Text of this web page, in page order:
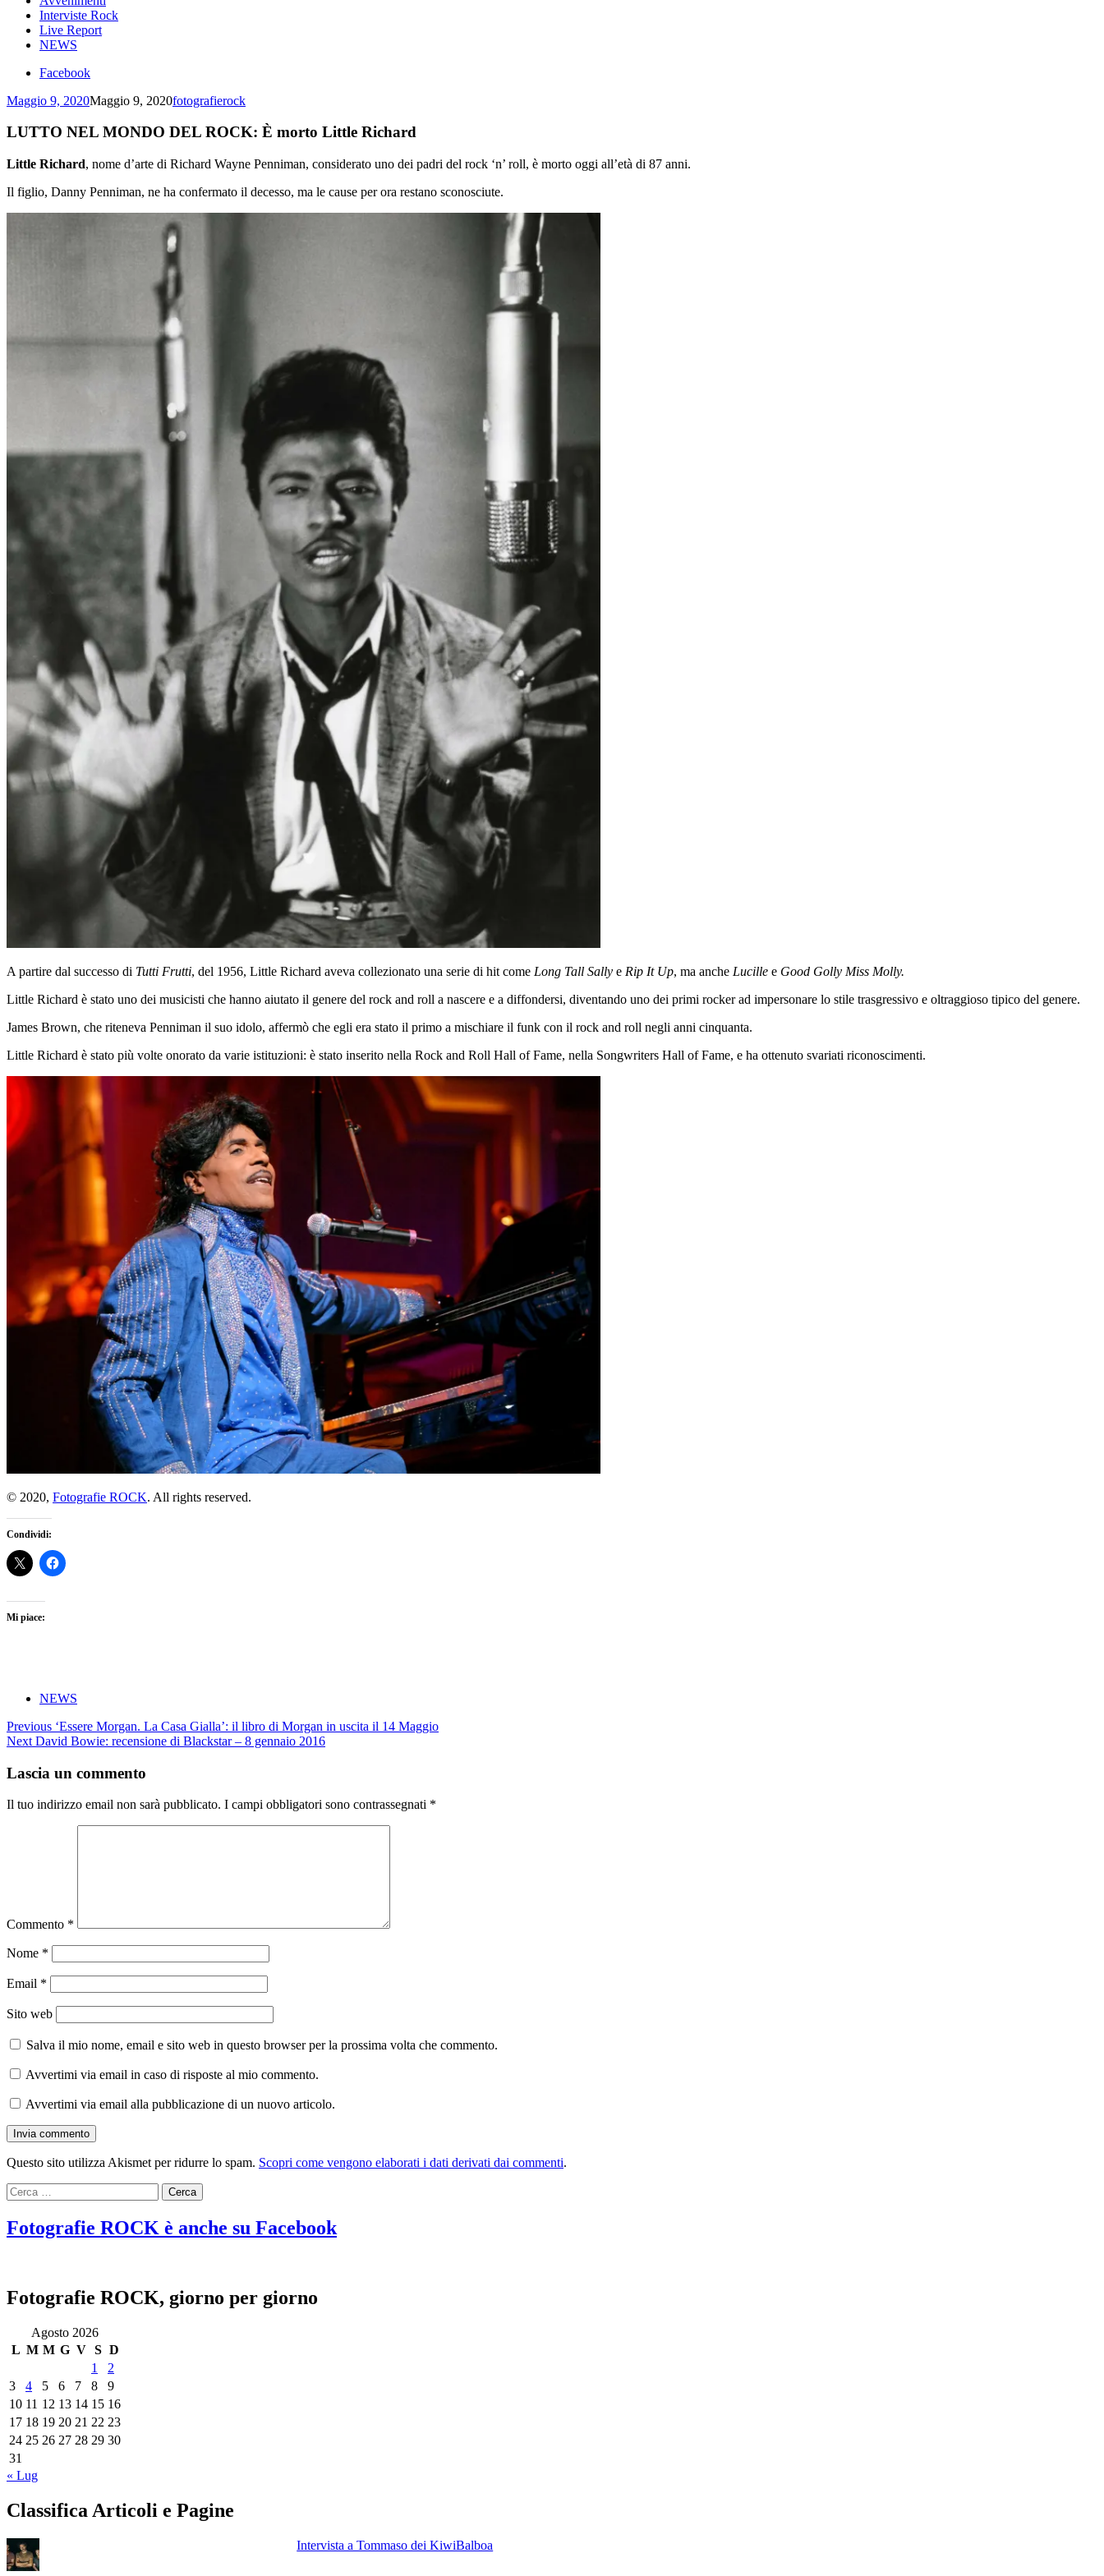
Interviste Rock
Live Report
NEWS
Facebook
Maggio 9, 2020Maggio 9, 2020fotografierock
LUTTO NEL MONDO DEL ROCK: È morto Little Richard
Little Richard, nome d’arte di Richard Wayne Penniman, considerato uno dei padri del rock ‘n’ roll, è morto oggi all’età di 87 anni.
Il figlio, Danny Penniman, ne ha confermato il decesso, ma le cause per ora restano sconosciute.
A partire dal successo di Tutti Frutti, del 1956, Little Richard aveva collezionato una serie di hit come Long Tall Sally e Rip It Up, ma anche Lucille e Good Golly Miss Molly.
Little Richard è stato uno dei musicisti che hanno aiutato il genere del rock and roll a nascere e a diffondersi, diventando uno dei primi rocker ad impersonare lo stile trasgressivo e oltraggioso tipico del genere.
James Brown, che riteneva Penniman il suo idolo, affermò che egli era stato il primo a mischiare il funk con il rock and roll negli anni cinquanta.
Little Richard è stato più volte onorato da varie istituzioni: è stato inserito nella Rock and Roll Hall of Fame, nella Songwriters Hall of Fame, e ha ottenuto svariati riconoscimenti.
© 2020, Fotografie ROCK. All rights reserved.
Condividi:
Mi piace:
NEWS
2020
Little
maggio
morte
Post
navigation
Previous ‘Essere Morgan. La Casa Gialla’: il libro di Morgan in uscita il 14 Maggio
Next David Bowie: recensione di Blackstar – 8 gennaio 2016
Lascia un commento
Il tuo indirizzo email non sarà pubblicato. I campi obbligatori sono contrassegnati *
Commento *
Nome *
Email *
Sito web
Salva il mio nome, email e sito web in questo browser per la prossima volta che commento.
Avvertimi via email in caso di risposte al mio commento.
Avvertimi via email alla pubblicazione di un nuovo articolo.
Questo sito utilizza Akismet per ridurre lo spam. Scopri come vengono elaborati i dati derivati dai commenti.
Ricerca
per:
Fotografie ROCK è anche su Facebook
Fotografie ROCK, giorno per giorno
Agosto 2026
L M M G V S D
1
2
3
4 5 6 7 8
9
10 11 12 13 14 15 16
17 18 19 20 21 22 23
24 25 26 27 28 29 30
31
« Lug
Classifica Articoli e Pagine
Intervista a Tommaso dei KiwiBalboa